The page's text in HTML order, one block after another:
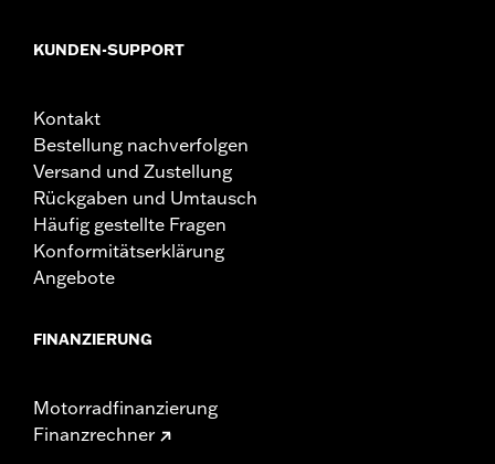
KUNDEN-SUPPORT
Kontakt
Bestellung nachverfolgen
Versand und Zustellung
Rückgaben und Umtausch
Häufig gestellte Fragen
Konformitätserklärung
Angebote
FINANZIERUNG
Motorradfinanzierung
Finanzrechner